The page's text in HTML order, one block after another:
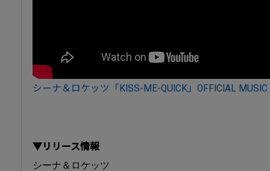
シーナ＆ロケッツ「KISS-ME-QUICK」OFFICIAL MUSIC
▼リリース情報
シーナ＆ロケッツ